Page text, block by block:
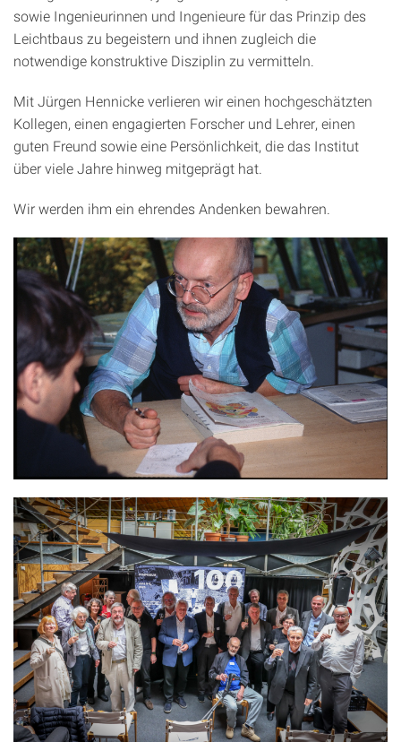
sowie Ingenieurinnen und Ingenieure für das Prinzip des
Leichtbaus zu begeistern und ihnen zugleich die
notwendige konstruktive Disziplin zu vermitteln.
Mit Jürgen Hennicke verlieren wir einen hochgeschätzten
Kollegen, einen engagierten Forscher und Lehrer, einen
guten Freund sowie eine Persönlichkeit, die das Institut
über viele Jahre hinweg mitgeprägt hat.
Wir werden ihm ein ehrendes Andenken bewahren.